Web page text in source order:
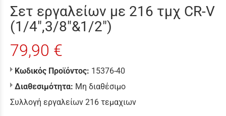
Σετ εργαλείων με 216 τμχ CR-V
(1/4",3/8"&1/2")
79,90 €
Κωδικός Προϊόντος: 15376-40
Διαθεσιμότητα: Μη διαθέσιμο
Συλλογή εργαλείων 216 τεμαχιων